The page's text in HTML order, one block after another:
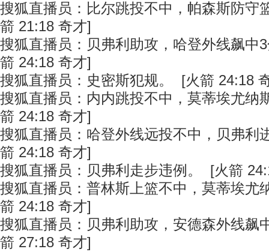
搜狐直播员：比尔跳投不中，帕森斯防守
箭 21:18 奇才]
搜狐直播员：贝弗利助攻，哈登外线飙中
箭 24:18 奇才]
搜狐直播员：史密斯犯规。 [火箭 24:18
搜狐直播员：内内跳投不中，莫蒂埃尤纳
箭 24:18 奇才]
搜狐直播员：哈登外线远投不中，贝弗利
箭 24:18 奇才]
搜狐直播员：贝弗利走步违例。 [火箭
搜狐直播员：普林斯上篮不中，莫蒂埃尤
箭 24:18 奇才]
搜狐直播员：贝弗利助攻，安德森外线飙
箭 27:18 奇才]